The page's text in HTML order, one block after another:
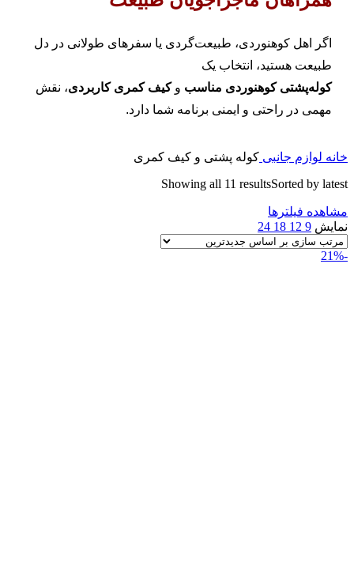
اگر اهل کوهنوردی، طبیعت‌گردی یا سفرهای طولانی در دل
طبیعت هستید، انتخاب یک
کوله‌پشتی کوهنوردی مناسب وکیف کمری کاربردی، نقش
مهمی در راحتی و ایمنی برنامه شما دارد.
خانه لوازم جانبی کوله پشتی و کیف کمری
Showing all 11 resultsSorted by latest
مشاهده فیلترها
نمایش 9
12
18
24
-21%